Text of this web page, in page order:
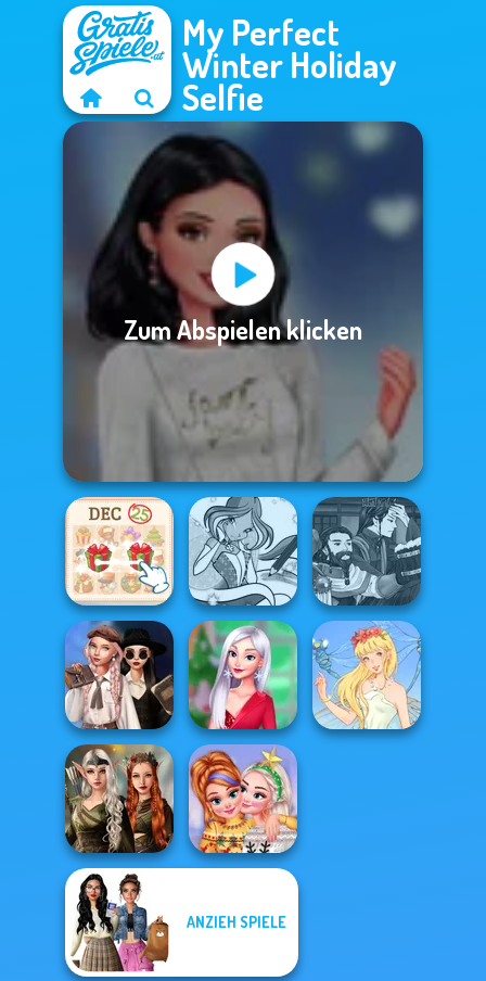
My Perfect
Winter Holiday
Selfie
Zum Abspielen klicken
KrisMas Mahjong
2
Winx Paint Fairy
Color
Manga Creator
World Of
Fantasy...
Wednesday's
Breakup
Handbook
My Christmas
Party Prep
Elven Kingdom
Forest Of
Wonder...
New Christmas
ANZIEH SPIELE